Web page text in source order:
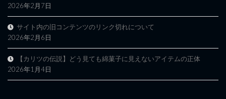
2026年2月7日
サイト内の旧コンテンツのリンク切れについて
2026年2月6日
【カリツの伝説】どう見ても綿菓子に見えないアイテムの正体
2026年1月4日